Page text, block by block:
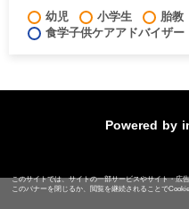
幼児 小学生 胎教
食学子供ケアアドバイザー
Powered by
このサイトでは、サイトの一部サービスやサイト・広
このバナーを閉じるか、閲覧を継続されることで